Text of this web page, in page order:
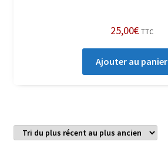
25,00€ TTC
Ajouter au panier